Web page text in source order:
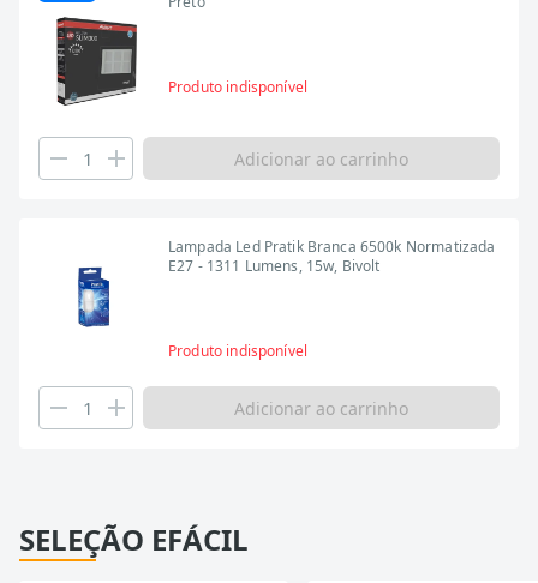
Produto indisponível
Adicionar ao carrinho
Lampada Led Pratik Branca 6500k Normatizada
E27 - 1311 Lumens, 15w, Bivolt
Produto indisponível
Adicionar ao carrinho
SELEÇÃO EFÁCIL